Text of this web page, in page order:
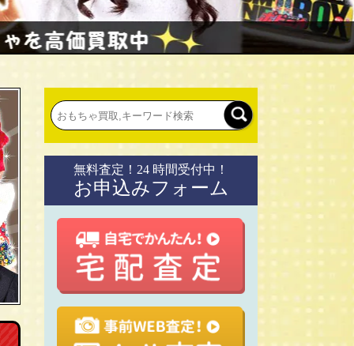
無料査定！24 時間受付中！
お申込みフォーム